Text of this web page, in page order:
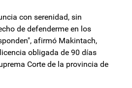
con serenidad, sin
de defenderme en los
afirmó Makintach,
obligada de 90 días
Corte de la provincia de